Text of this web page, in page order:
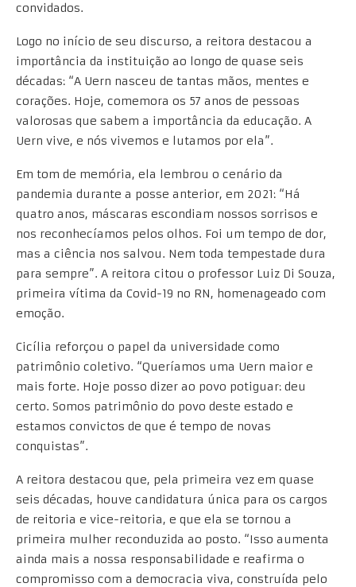
convidados.
Logo no início de seu discurso, a reitora destacou a
importância da instituição ao longo de quase seis
décadas: “A Uern nasceu de tantas mãos, mentes e
corações. Hoje, comemora os 57 anos de pessoas
valorosas que sabem a importância da educação. A
Uern vive, e nós vivemos e lutamos por ela”.
Em tom de memória, ela lembrou o cenário da
pandemia durante a posse anterior, em 2021: “Há
quatro anos, máscaras escondiam nossos sorrisos e
nos reconhecíamos pelos olhos. Foi um tempo de dor,
mas a ciência nos salvou. Nem toda tempestade dura
para sempre”. A reitora citou o professor Luiz Di Souza,
primeira vítima da Covid-19 no RN, homenageado com
emoção.
Cicília reforçou o papel da universidade como
patrimônio coletivo. “Queríamos uma Uern maior e
mais forte. Hoje posso dizer ao povo potiguar: deu
certo. Somos patrimônio do povo deste estado e
estamos convictos de que é tempo de novas
conquistas”.
A reitora destacou que, pela primeira vez em quase
seis décadas, houve candidatura única para os cargos
de reitoria e vice-reitoria, e que ela se tornou a
primeira mulher reconduzida ao posto. “Isso aumenta
ainda mais a nossa responsabilidade e reafirma o
compromisso com a democracia viva, construída pelo